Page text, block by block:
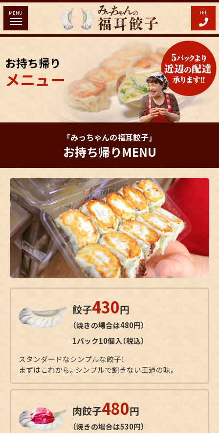
TEL
MENU
お持ち帰り
メニュー
「みっちゃんの福耳餃子」
お持ち帰りMENU
餃子430円
（焼きの場合は480円）
1パック10個入（税込）
スタンダードなシンプルな餃子！
まずはこれから。シンプルで飽きない王道の味。
肉餃子480円
（焼きの場合は530円）